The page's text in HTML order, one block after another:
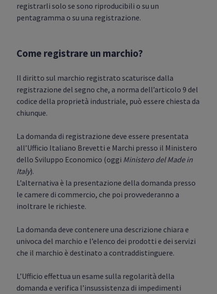
registrarli solo se sono riproducibili o su un
pentagramma o su una registrazione.
Come registrare un marchio?
Il diritto sul marchio registrato scaturisce dalla
registrazione del segno che, a norma dell’articolo 9 del
codice della proprietà industriale, può essere chiesta da
chiunque.
La domanda di registrazione deve essere presentata
all’Ufficio Italiano Brevetti e Marchi presso il Ministero
dello Sviluppo Economico (oggi Ministero del Made in
Italy).
L’alternativa è la presentazione della domanda presso
le camere di commercio, che poi provvederanno a
inoltrare le richieste.
La domanda deve contenere una descrizione chiara e
univoca del marchio e l’elenco dei prodotti e dei servizi
che il marchio è destinato a contraddistinguere.
L’Ufficio effettua un esame sulla regolarità della
domanda e verifica l’insussistenza di impedimenti